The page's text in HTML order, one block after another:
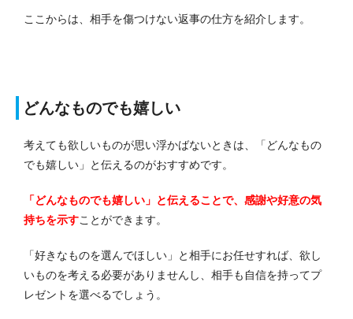
ここからは、相手を傷つけない返事の仕方を紹介します。
どんなものでも嬉しい
考えても欲しいものが思い浮かばないときは、「どんなもの
でも嬉しい」と伝えるのがおすすめです。
「どんなものでも嬉しい」と伝えることで、感謝や好意の気
持ちを示すことができます。
「好きなものを選んでほしい」と相手にお任せすれば、欲し
いものを考える必要がありませんし、相手も自信を持ってプ
レゼントを選べるでしょう。